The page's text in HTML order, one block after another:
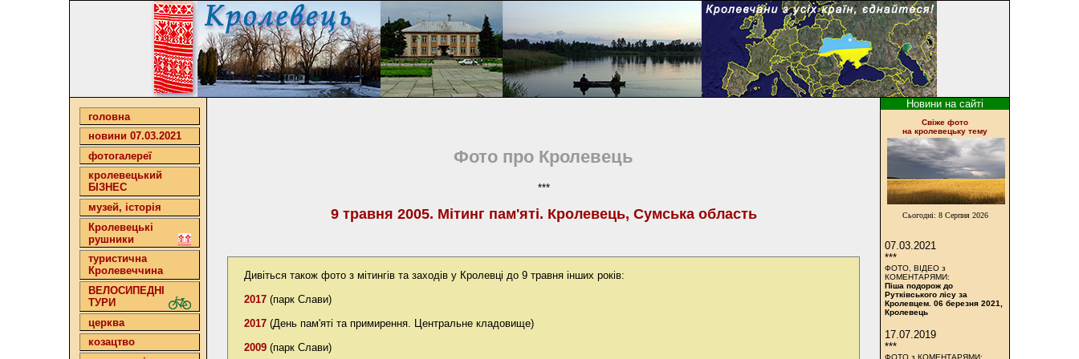
головна
новини 07.03.2021
фотогалереї
кролевецький
БІЗНЕС
музей, історія
Кролевецькі
рушники
туристична
Кролевеччина
ВЕЛОСИПЕДНІ
ТУРИ
церква
козацтво
Новини на сайті
Cвіже фото
на кролевецьку тему
Сьогодні: 8 Серпня 2026
07.03.2021
***
ФОТО, ВІДЕО з
КОМЕНТАРЯМИ:
Піша подорож до
Рутківського лісу за
Кролевцем. 06 березня 2021,
Кролевець
17.07.2019
***
ФОТО з КОМЕНТАРЯМИ:
Фото про Кролевець
***
9 травня 2005. Мітинг пам'яті. Кролевець, Сумська область
Дивіться також фото з мітингів та заходів у Кролевці до 9 травня інших років:
2017(парк Слави)
2017(День пам'яті та примирення. Центральне кладовище)
2009(парк Слави)